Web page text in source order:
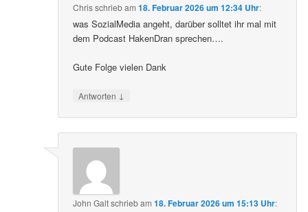
Chrisschriebam18. Februar 2026 um 12:34 Uhr:
was SozialMedia angeht, darüber solltet ihr mal mit
dem Podcast HakenDran sprechen….
Gute Folge vielen Dank
Antworten ↓
John Galtschriebam18. Februar 2026 um 15:13 Uhr: